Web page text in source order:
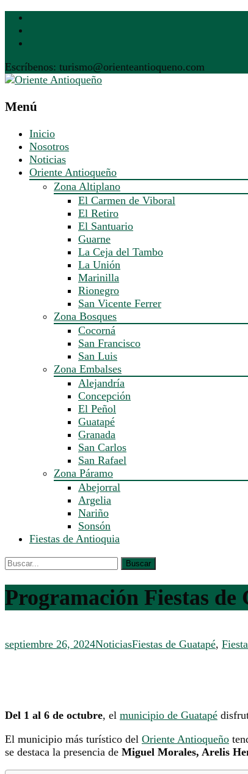
Escríbenos: turismo@orienteantioqueno.com
Menú
Inicio
Nosotros
Noticias
Oriente Antioqueño
Zona Altiplano
El Carmen de Viboral
El Retiro
El Santuario
Guarne
La Ceja del Tambo
La Unión
Marinilla
Rionegro
San Vicente Ferrer
Zona Bosques
Cocorná
San Francisco
San Luis
Zona Embalses
Alejandría
Concepción
El Peñol
Guatapé
Granada
San Carlos
San Rafael
Zona Páramo
Abejorral
Argelia
Nariño
Sonsón
Fiestas de Antioquia
Programación Fiestas de
septiembre 26, 2024NoticiasFiestas de Guatapé,
Del 1 al 6 de octubre, el municipio de Guatapé
El municipio más turístico del Oriente Antioqueño
se destaca la presencia de Miguel Morales, Arelis